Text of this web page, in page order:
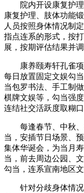
院内开设康复护理
康复护理、肢体功能
人员按照身体情况制
指点连系的形式，按
展，按期评估结果并
康养颐寿轩孔雀项
每日放置固定文娱勾
当包罗书法、手工制
棋牌文娱等，勾当强
连结社交活跃度取糊口
每逢春节、中秋、
当，安插节日场景、
集体华诞会，为当月
当，前去周边公园、
勾当，连系宣南地区
针对分歧身体情况